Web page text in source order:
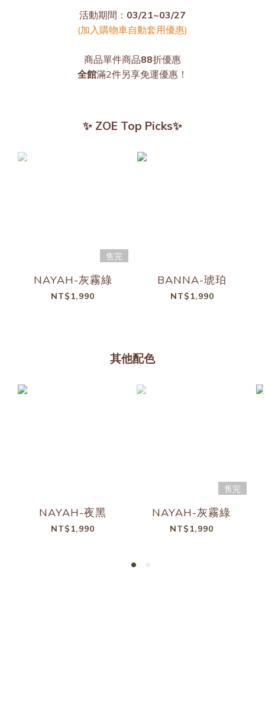
活動期間： 03/21~03/27
(加入購物車自動套用優惠)
商品單件商品88折優惠
全館滿2件另享免運優惠！
✨ ZOE Top Picks✨
售完
NAYAH-灰霧綠
NT$1,990
BANNA-琥珀
NT$1,990
其他配色
NAYAH-夜黑
NT$1,990
售完
NAYAH-灰霧綠
NT$1,990